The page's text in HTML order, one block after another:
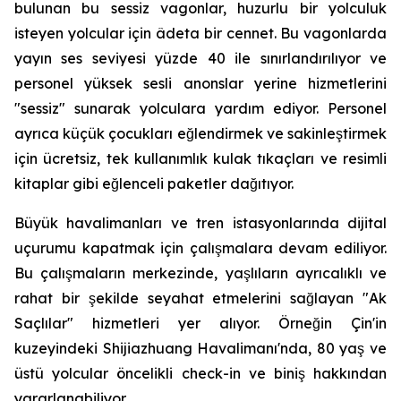
bulunan bu sessiz vagonlar, huzurlu bir yolculuk
isteyen yolcular için âdeta bir cennet. Bu vagonlarda
yayın ses seviyesi yüzde 40 ile sınırlandırılıyor ve
personel yüksek sesli anonslar yerine hizmetlerini
"sessiz" sunarak yolculara yardım ediyor. Personel
ayrıca küçük çocukları eğlendirmek ve sakinleştirmek
için ücretsiz, tek kullanımlık kulak tıkaçları ve resimli
kitaplar gibi eğlenceli paketler dağıtıyor.
Büyük havalimanları ve tren istasyonlarında dijital
uçurumu kapatmak için çalışmalara devam ediliyor.
Bu çalışmaların merkezinde, yaşlıların ayrıcalıklı ve
rahat bir şekilde seyahat etmelerini sağlayan "Ak
Saçlılar" hizmetleri yer alıyor. Örneğin Çin'in
kuzeyindeki Shijiazhuang Havalimanı'nda, 80 yaş ve
üstü yolcular öncelikli check-in ve biniş hakkından